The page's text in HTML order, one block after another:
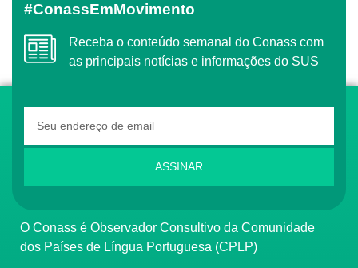
#ConassEmMovimento
Receba o conteúdo semanal do Conass com
as principais notícias e informações do SUS
ASSINAR
O Conass é Observador Consultivo da Comunidade
dos Países de Língua Portuguesa (CPLP)